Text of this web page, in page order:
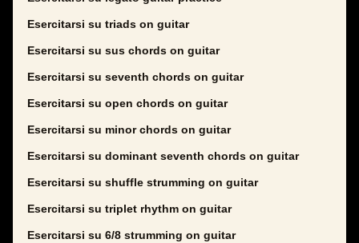
Esercitarsi su triads on guitar
Esercitarsi su sus chords on guitar
Esercitarsi su seventh chords on guitar
Esercitarsi su open chords on guitar
Esercitarsi su minor chords on guitar
Esercitarsi su dominant seventh chords on guitar
Esercitarsi su shuffle strumming on guitar
Esercitarsi su triplet rhythm on guitar
Esercitarsi su 6/8 strumming on guitar